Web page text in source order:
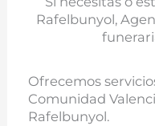
Rafelbunyol,
Ofrecemos
Comunidad
Rafelbunyol.